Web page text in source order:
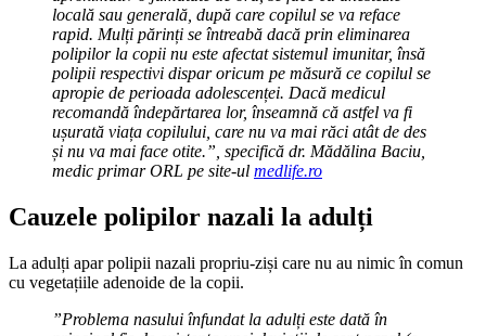
locală sau generală, după care copilul se va reface
rapid. Mulți părinți se întreabă dacă prin eliminarea
polipilor la copii nu este afectat sistemul imunitar, însă
polipii respectivi dispar oricum pe măsură ce copilul se
apropie de perioada adolescenței. Dacă medicul
recomandă îndepărtarea lor, înseamnă că astfel va fi
ușurată viața copilului, care nu va mai răci atât de des
și nu va mai face otite.”, specifică dr. Mădălina Baciu,
medic primar ORL pe site-ul medlife.ro
Cauzele polipilor nazali la adulți
La adulți apar polipii nazali propriu-ziși care nu au nimic în comun
cu vegetațiile adenoide de la copii.
”Problema nasului înfundat la adulți este dată în